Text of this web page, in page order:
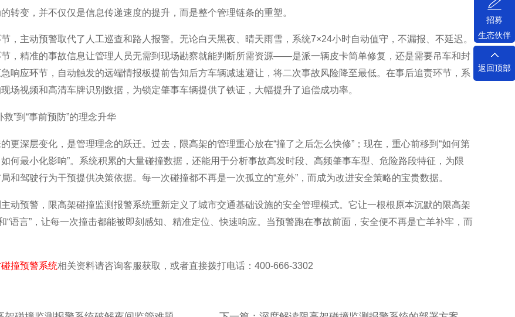
转变，并不仅仅是信息传递速度的提升，而是整个管理链条的重塑。
，主动预警取代了人工巡查和路人报警。无论白天黑夜、晴天雨雪，系统7×24小时自动值守，不漏报、不延迟。
，精准的事故信息让管理人员无需到现场勘察就能判断所需资源——是派一辆皮卡简单修复，还是需要吊车和封
响应环节，自动触发的远端情报板提前告知后方车辆减速避让，将二次事故风险降至最低。在事后追责环节，系
场视频和高清车牌识别数据，为锁定肇事车辆提供了铁证，大幅提升了追偿成功率。
救”到“事前预防”的理念升华
更深层变化，是管理理念的跃迁。过去，限高架的管理重心放在“撞了之后怎么快修”；现在，重心前移到“如何第
何最小化影响”。系统积累的大量碰撞数据，还能用于分析事故高发时段、高频肇事车型、危险路段特征，为限
和驾驶行为干预提供决策依据。每一次碰撞都不再是一次孤立的“意外”，而成为改进安全策略的宝贵数据。
动预警，限高架碰撞监测报警系统重新定义了城市交通基础设施的安全管理模式。它让一根根原本沉默的限高架
“语言”，让每一次撞击都能被即刻感知、精准定位、快速响应。当预警跑在事故前面，安全便不再是亡羊补牢，而
撞预警系统相关资料请咨询客服获取，或者直接拨打电话：400-666-3302
招募
生态伙伴
返回顶部